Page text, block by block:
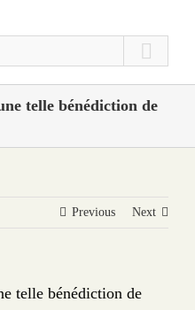
telle bénédiction de
Previous Next
telle bénédiction de